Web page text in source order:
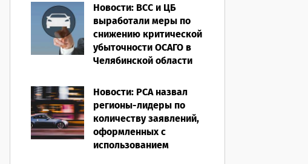
Новости: ВСС и ЦБ
выработали меры по
снижению критической
убыточности ОСАГО в
Челябинской области
Новости: РСА назвал
регионы-лидеры по
количеству заявлений,
оформленных с
использованием